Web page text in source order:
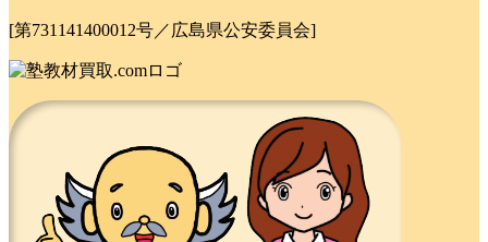
[第731141400012号／広島県公安委員会]